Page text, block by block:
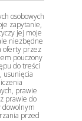
osobowych
zapytanie,
jej moje
niezbędne
oferty przez
pouczony
do treści
usunięcia
prawie
prawie do
dowolnym
przed